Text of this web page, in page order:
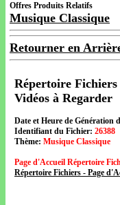
Offres Produits Relatifs
Musique Classique
Retourner en
Répertoire
Vidéos à Regarder
Date et Heure de Génération
Identifiant du Fichier: 26388
Thème: Musique Classique
Page d'Accueil Répertoire
Répertoire Fichiers - Page